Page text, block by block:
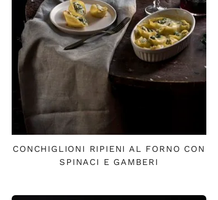
CONCHIGLIONI RIPIENI AL FORNO CON
SPINACI E GAMBERI